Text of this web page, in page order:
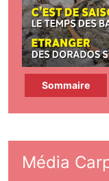
Sommaire
Média